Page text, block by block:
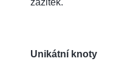
Unikátní knoty